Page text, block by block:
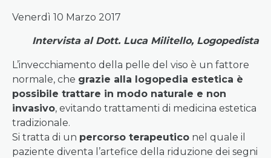
Venerdì 10 Marzo 2017
Intervista al Dott. Luca Militello, Logopedista
L’invecchiamento della pelle del viso è un fattore
normale, che grazie alla logopedia estetica è
possibile trattare in modo naturale e non
invasivo, evitando trattamenti di medicina estetica
tradizionale.
Si tratta di un percorso terapeutico nel quale il
paziente diventa l’artefice della riduzione dei segni